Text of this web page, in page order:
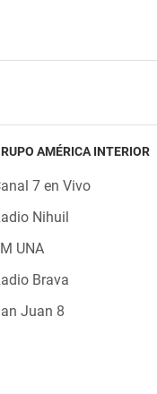
AMÉRICA INTERIOR
7 en Vivo
Nihuil
UNA
Brava
Juan 8